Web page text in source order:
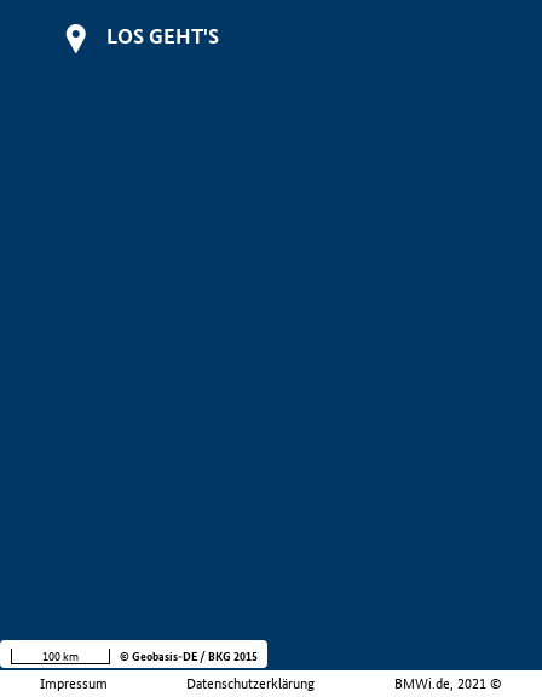
LOS GEHT'S
Impressum Datenschutzerklärung BMWi.de, 2021 ©
100 km © Geobasis-DE / BKG 2015